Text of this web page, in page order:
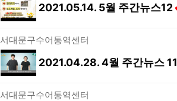
2021.05.14. 5월 주간뉴스12
서대문구수어통역센터
2021.04.28. 4월 주간뉴스 11
서대문구수어통역센터